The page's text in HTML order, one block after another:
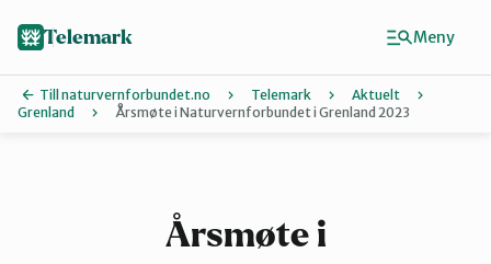
Telemark
Till naturvernforbundet.no Telemark
Aktuelt
Grenland
Årsmøte i Naturvernforbundet i Grenland 2023
Årsmøte i